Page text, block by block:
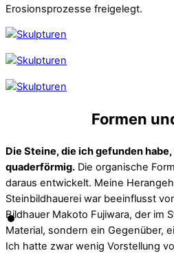
Erosionsprozesse freigelegt.
Formen
Die Steine, die ich gefunden
quaderförmig. Die organische
daraus entwickelt. Meine
Steinbildhauerei war beeinflusst
Bildhauer Makoto Fujiwara, der im
Material, sondern ein Gegenüber,
Ich hatte zwar wenig Vorstellung